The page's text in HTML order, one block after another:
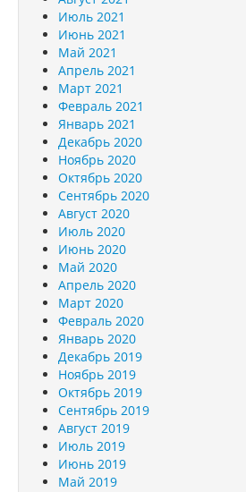
Июль 2021
Июнь 2021
Май 2021
Апрель 2021
Март 2021
Февраль 2021
Январь 2021
Декабрь 2020
Ноябрь 2020
Октябрь 2020
Сентябрь 2020
Август 2020
Июль 2020
Июнь 2020
Май 2020
Апрель 2020
Март 2020
Февраль 2020
Январь 2020
Декабрь 2019
Ноябрь 2019
Октябрь 2019
Сентябрь 2019
Август 2019
Июль 2019
Июнь 2019
Май 2019